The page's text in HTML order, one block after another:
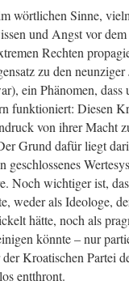
wörtlichen Sinne,
und Angst vor
Rechten
zu den
ein Phänomen,
funktioniert: Diesen
von ihrer Macht
Grund dafür liegt
Noch wichtiger ist,
weder als Ideologe,
hätte, noch als
könnte – nur
Kroatischen Partei
entthront.